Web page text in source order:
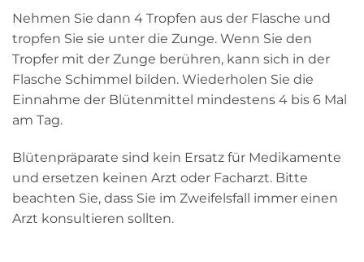
Nehmen Sie dann 4 Tropfen aus der Flasche und
tropfen Sie sie unter die Zunge. Wenn Sie den
Tropfer mit der Zunge berühren, kann sich in der
Flasche Schimmel bilden. Wiederholen Sie die
Einnahme der Blütenmittel mindestens 4 bis 6 Mal
am Tag.
Blütenpräparate sind kein Ersatz für Medikamente
und ersetzen keinen Arzt oder Facharzt. Bitte
beachten Sie, dass Sie im Zweifelsfall immer einen
Arzt konsultieren sollten.